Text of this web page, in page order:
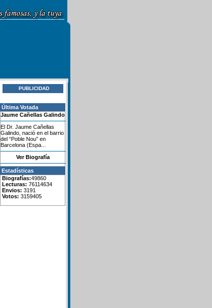
PUBLICIDAD
Última Votada
Jaume Cañellas Galindo
El Dr. Jaume Cañellas
Galindo, nació en el barrio
del “Poble Nou” en
Barcelona (Espa...
Ver Biografía
Estadísticas
Biografías:49860
Lecturas: 76114634
Envios: 3191
Votos: 3159405